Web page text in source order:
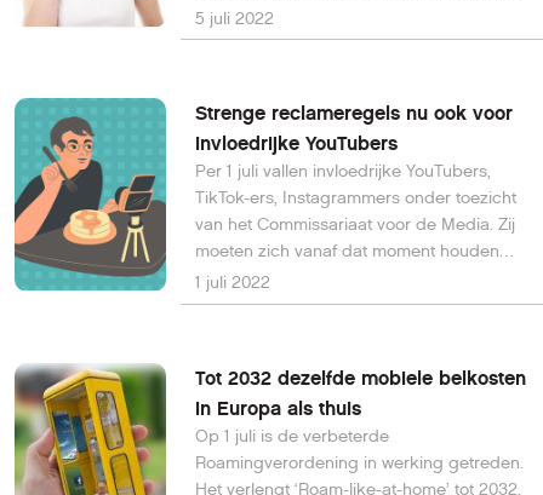
het nummer door nummergebruiker 1840
B.V. Let op: het gaat hier niet om 0900-
5 juli 2022
Strenge reclameregels nu ook voor
invloedrijke YouTubers
Per 1 juli vallen invloedrijke YouTubers,
TikTok-ers, Instagrammers onder toezicht
van het Commissariaat voor de Media. Zij
moeten zich vanaf dat moment houden
aan de Mediawet.
1 juli 2022
Tot 2032 dezelfde mobiele belkosten
in Europa als thuis
Op 1 juli is de verbeterde
Roamingverordening in werking getreden.
Het verlengt ‘Roam-like-at-home’ tot 2032.